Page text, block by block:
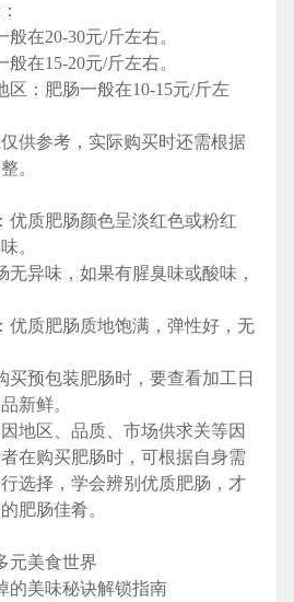
在20-30元/斤左右。
在15-20元/斤左右。
区：肥肠一般在10-15元/斤左
供参考，实际购买时还需根据
。
优质肥肠颜色呈淡红色或粉红
。
无异味，如果有腥臭味或酸味，
优质肥肠质地饱满，弹性好，无
买预包装肥肠时，要查看加工日
新鲜。
地区、品质、市场供求关等因
在购买肥肠时，可根据自身需
选择，学会辨别优质肥肠，才
肥肠佳肴。
元美食世界
的美味秘诀解锁指南